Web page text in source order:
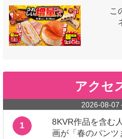
こ
アクセ
2026-08-07
1
8KVR作品を含む
画が「春のパンツ